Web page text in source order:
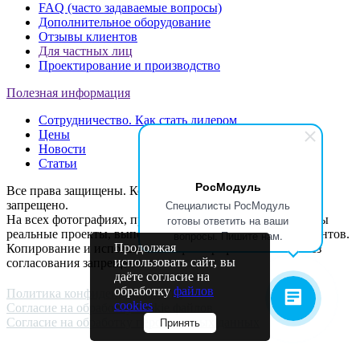
РосМодуль
Специалисты РосМодуль
готовы ответить на ваши
вопросы. Пишите нам.
FAQ (часто задаваемые вопросы)
Дополнительное оборудование
Отзывы клиентов
Для частных лиц
Проектирование и производство
Полезная информация
Сотрудничество. Как стать дилером
Цены
Новости
Статьи
Все права защищены. Копирование материалов с сайта
запрещено.
На всех фотографиях, представленных на сайте, показаны
реальные проекты, выполненные по заказам наших клиентов.
Копирование и использование фотографий и текстов без
согласования запрещено.
Политика конфиденциальности
Согласие на обработку cookie файлов
Согласие на обработку персональных данных
Продолжая
использовать сайт, вы
даёте согласие на
обработку файлов
cookies
Принять